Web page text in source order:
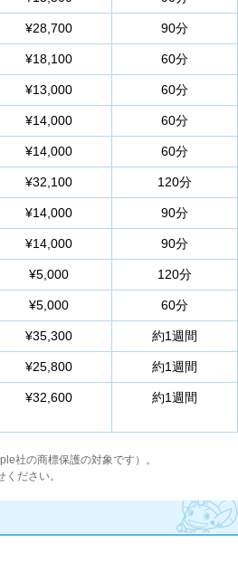
¥28,700 90分
¥18,100 60分
¥13,000 60分
¥14,000 60分
¥14,000 60分
¥32,100 120分
¥14,000 90分
¥14,000 90分
¥5,000 120分
¥5,000 60分
¥35,300 約1週間
¥25,800 約1週間
¥32,600 約1週間
社の商標保護の対象です）。
ださい。